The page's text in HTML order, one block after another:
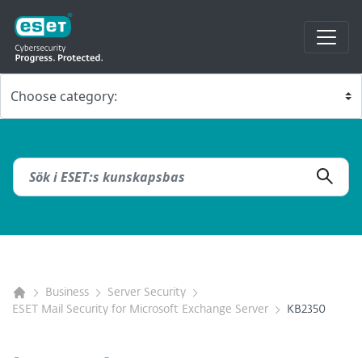
Business
Server Security
ESET Mail Security for Microsoft Exchange Server
KB2350